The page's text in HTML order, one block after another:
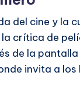
del cine y la
crítica de
de la
invita a